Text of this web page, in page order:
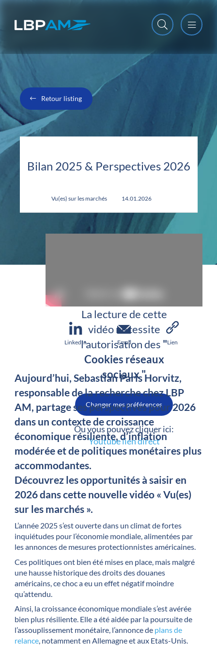
Open
Close
Retour listing
Bilan 2025 & Perspectives 2026
Vu(es) sur les marchés 14.01.2026
LinkedIn Email Lien
La lecture de cette
vidéo nécessite
l'autorisation des "
Cookies réseaux
sociaux "
Changer mes préférences
Ou vous pouvez cliquer ici:
Youtube lien direct
Aujourd’hui, Sebastian Paris Horvitz,
responsable de la recherche chez LBP
AM, partage ses perspectives pour 2026
dans un contexte de croissance
économique résiliente, d’inflation
modérée et de politiques monétaires plus
accommodantes.
Découvrez les opportunités à saisir en
2026 dans cette nouvelle vidéo « Vu(es)
sur les marchés ».
L’année 2025 s’est ouverte dans un climat de fortes
inquiétudes pour l’économie mondiale, alimentées par
les annonces de mesures protectionnistes américaines.
Ces politiques ont bien été mises en place, mais malgré
une hausse historique des droits des douanes
américains, ce choc a eu un effet négatif moindre
qu’attendu.
Ainsi, la croissance économique mondiale s’est avérée
bien plus résiliente. Elle a été aidée par la poursuite de
l’assouplissement monétaire, l’annonce de plans de
relance, notamment en Allemagne et aux Etats-Unis.